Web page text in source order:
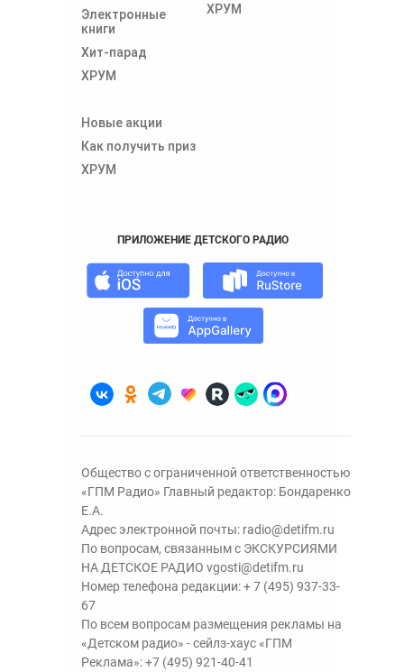
Электронные
книги
Хит-парад
ХРУМ
ХРУМ
Новые акции
Как получить приз
ХРУМ
ПРИЛОЖЕНИЕ ДЕТСКОГО РАДИО
Общество с ограниченной ответственностью
«ГПМ Радио» Главный редактор: Бондаренко
Е.А.
Адрес электронной почты: radio@detifm.ru
По вопросам, связанным с ЭКСКУРСИЯМИ
НА ДЕТСКОЕ РАДИО vgosti@detifm.ru
Номер телефона редакции:+ 7 (495) 937-33-
67
По всем вопросам размещения рекламы на
«Детском радио» - сейлз-хаус «ГПМ
Реклама»:+7 (495) 921-40-41